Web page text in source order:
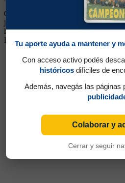
Centro Medio. Llegó desde el club
jugar en un puesto en el que Lazzatti
lustros, pero no logró colmar las
Banfield.
Tu aporte ayuda a mantener y
Con acceso activo podés
históricos difíciles de
Además, navegás las páginas
Colaborar y
Cerrar y seguir